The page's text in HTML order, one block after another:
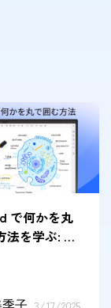
で何かを丸
法を学ぶ: テ
ステップ ガ